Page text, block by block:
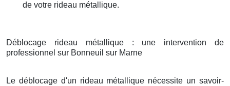
de votre rideau métallique.
Déblocage rideau métallique : une intervention de
professionnel sur Bonneuil sur Marne
Le déblocage d'un rideau métallique nécessite un savoir-